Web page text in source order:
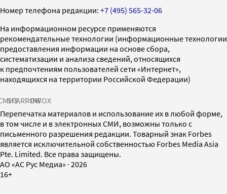
Номер телефона редакции: +7 (495) 565-32-06
На информационном ресурсе применяются
рекомендательные технологии (информационные технологии
предоставления информации на основе сбора,
систематизации и анализа сведений, относящихся
к предпочтениям пользователей сети «Интернет»,
находящихся на территории Российской Федерации)
SPARROWINFOX
Перепечатка материалов и использование их в любой форме,
в том числе и в электронных СМИ, возможны только с
письменного разрешения редакции. Товарный знак Forbes
является исключительной собственностью Forbes Media Asia
Pte. Limited. Все права защищены.
AO «АС Рус Медиа» · 2026
16+